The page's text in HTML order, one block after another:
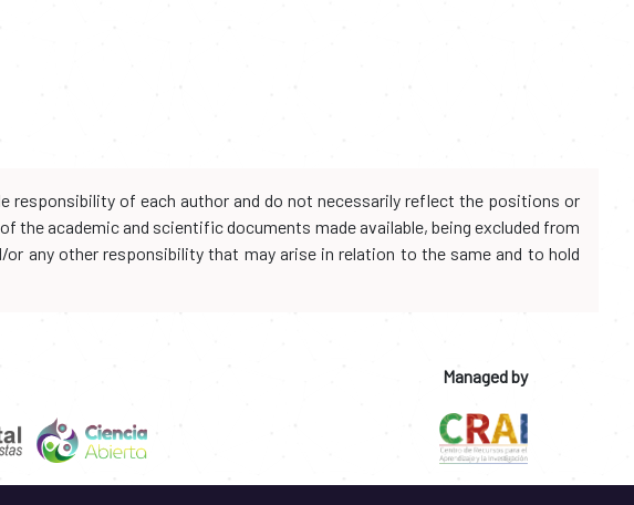
responsibility of each author and do not necessarily reflect the positions or
academic and scientific documents made available, being excluded from
any other responsibility that may arise in relation to the same and to hold
Managed by